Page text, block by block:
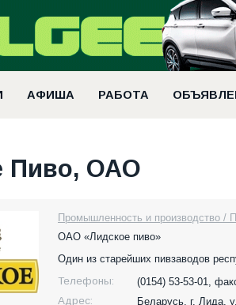
АФИША РАБОТА
Пиво, ОАО
Промышленность и производство /
ОАО «Лидское пиво»
Один из старейших пивзаводов
Телефоны:
(0154) 53-53-01,
Адрес:
Беларусь, г. Лида,